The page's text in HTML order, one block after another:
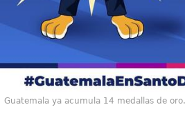
Guatemala ya acumula 14 medallas de